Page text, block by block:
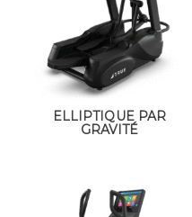
ELLIPTIQUE PAR
GRAVITÉ